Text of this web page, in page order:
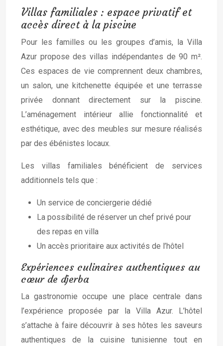
Villas familiales : espace privatif et
accès direct à la piscine
Pour les familles ou les groupes d’amis, la Villa
Azur propose des villas indépendantes de 90 m².
Ces espaces de vie comprennent deux chambres,
un salon, une kitchenette équipée et une terrasse
privée donnant directement sur la piscine.
L’aménagement intérieur allie fonctionnalité et
esthétique, avec des meubles sur mesure réalisés
par des ébénistes locaux.
Les villas familiales bénéficient de services
additionnels tels que :
Un service de conciergerie dédié
La possibilité de réserver un chef privé pour
des repas en villa
Un accès prioritaire aux activités de l’hôtel
Expériences culinaires authentiques au
cœur de djerba
La gastronomie occupe une place centrale dans
l’expérience proposée par la Villa Azur. L’hôtel
s’attache à faire découvrir à ses hôtes les saveurs
authentiques de la cuisine tunisienne tout en